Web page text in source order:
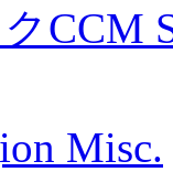
CCM
Misc.